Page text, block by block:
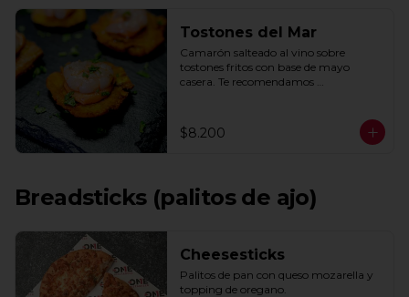
Tostones del Mar
Camarón salteado al vino sobre
tostones fritos con base de mayo
casera. Te recomendamos
$8.200
Breadsticks (palitos de ajo)
Cheesesticks
Palitos de pan con queso mozarella y
topping de oregano.